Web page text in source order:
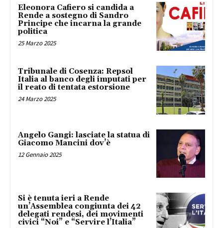
Eleonora Cafiero si candida a
Rende a sostegno di Sandro
Principe che incarna la grande
politica
25 Marzo 2025
Tribunale di Cosenza: Repsol
Italia al banco degli imputati per
il reato di tentata estorsione
24 Marzo 2025
Angelo Gangi: lasciate la statua di
Giacomo Mancini dov’è
12 Gennaio 2025
Si è tenuta ieri a Rende
un’Assemblea congiunta dei 42
delegati rendesi, dei movimenti
civici “Noi” e “Servire l’Italia”